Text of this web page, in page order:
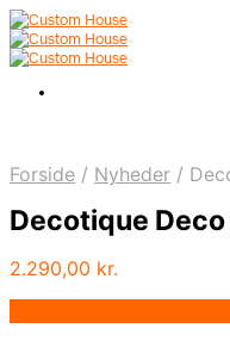
Forside / Nyheder /
Decotique
2.290,00 kr.